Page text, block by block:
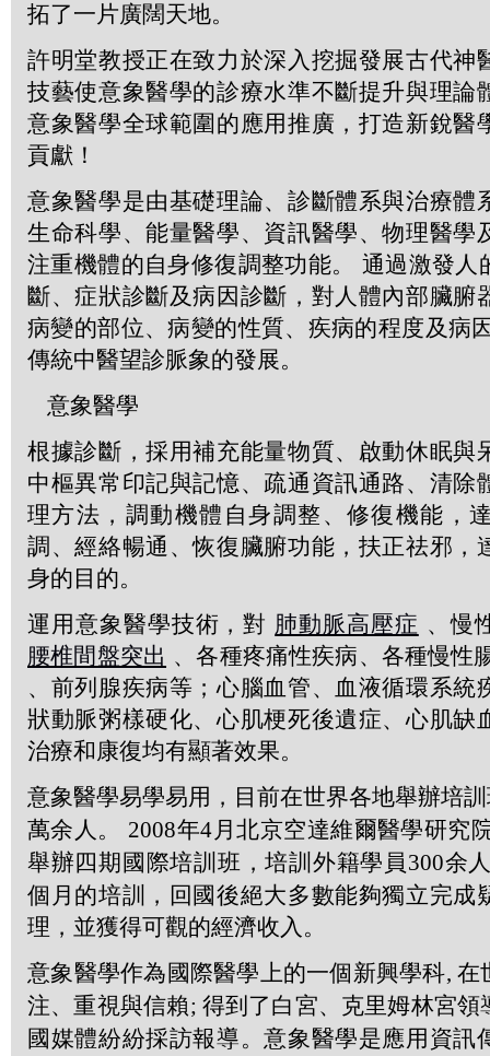
拓了一片廣闊天地。
許明堂教授正在致力於深入挖掘發展古代神
技藝使意象醫學的診療水準不斷提升與理論
意象醫學全球範圍的應用推廣，打造新銳醫
貢獻！
意象醫學是由基礎理論、診斷體系與治療體
生命科學、能量醫學、資訊醫學、物理醫學
注重機體的自身修復調整功能。 通過激發人
斷、症狀診斷及病因診斷，對人體內部臟腑
病變的部位、病變的性質、疾病的程度及病
傳統中醫望診脈象的發展。
意象醫學
根據診斷，採用補充能量物質、啟動休眠與
中樞異常印記與記憶、疏通資訊通路、清除
理方法，調動機體自身調整、修復機能，
調、經絡暢通、恢復臟腑功能，扶正祛邪，
身的目的。
運用意象醫學技術，對 肺動脈高壓症 、慢
腰椎間盤突出 、各種疼痛性疾病、各種慢性
、前列腺疾病等；心腦血管、血液循環系統
狀動脈粥樣硬化、心肌梗死後遺症、心肌缺
治療和康復均有顯著效果。
意象醫學易學易用，目前在世界各地舉辦培
萬余人。 2008年4 月北京空達維爾醫學研究
舉辦四期國際培訓班，培訓外籍學員 300余
個月的培訓，回國後絕大多數能夠獨立完成
理，並獲得可觀的經濟收入。
意象醫學作為國際醫學上的一個新興學科, 在
注、重視與信賴; 得到了白宮、克里姆林宮領
國媒體紛紛採訪報導。意象醫學是應用資訊